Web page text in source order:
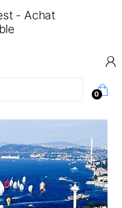
- Achat
0